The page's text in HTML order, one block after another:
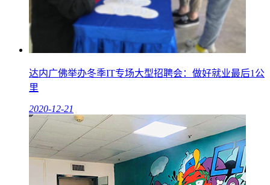
达内广佛举办冬季IT专场大型招聘会：做好就业最后1公
里
2020-12-21